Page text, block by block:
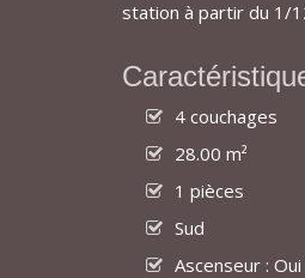
station à partir du 1/
4 couchages
28.00 m²
1 pièces
Sud
Ascenseur : Oui